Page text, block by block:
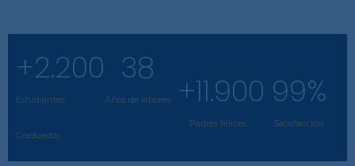
Estudiantes
Graduados
+2.200
Años de labores
38
Padres felices
+11.900
Satisfacción
99%